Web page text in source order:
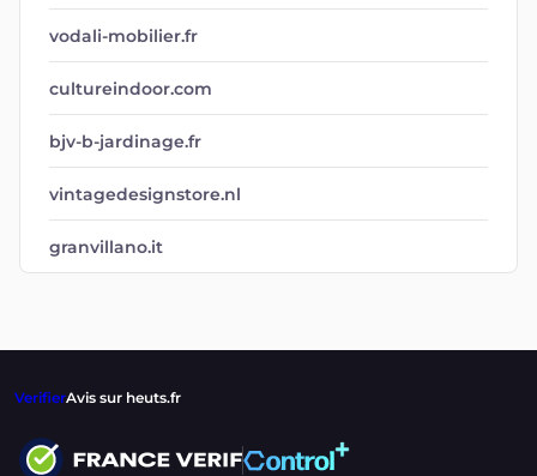
vodali-mobilier.fr
cultureindoor.com
bjv-b-jardinage.fr
vintagedesignstore.nl
granvillano.it
VerifierAvis sur heuts.fr